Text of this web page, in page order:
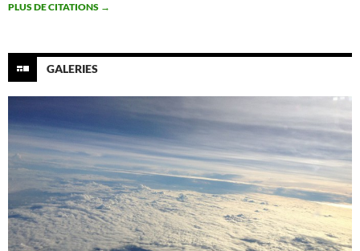
PLUS DE CITATIONS →
GALERIES